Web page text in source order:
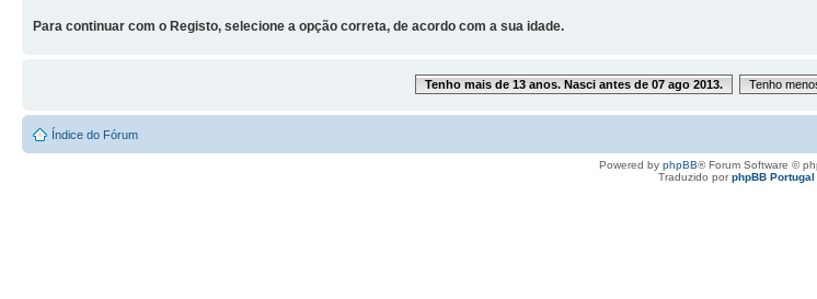
Para continuar com o Registo, selecione a opção correta, de acordo com a sua idade.
Tenho mais de 13 anos. Nasci antes de 07 ago 2013. Tenho
Índice do Fórum
Powered by phpBB® Forum Software ©
Traduzido porphpBB Portugal